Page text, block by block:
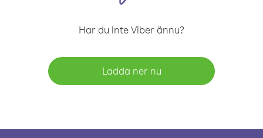
Har du inte Viber ännu?
Ladda ner nu